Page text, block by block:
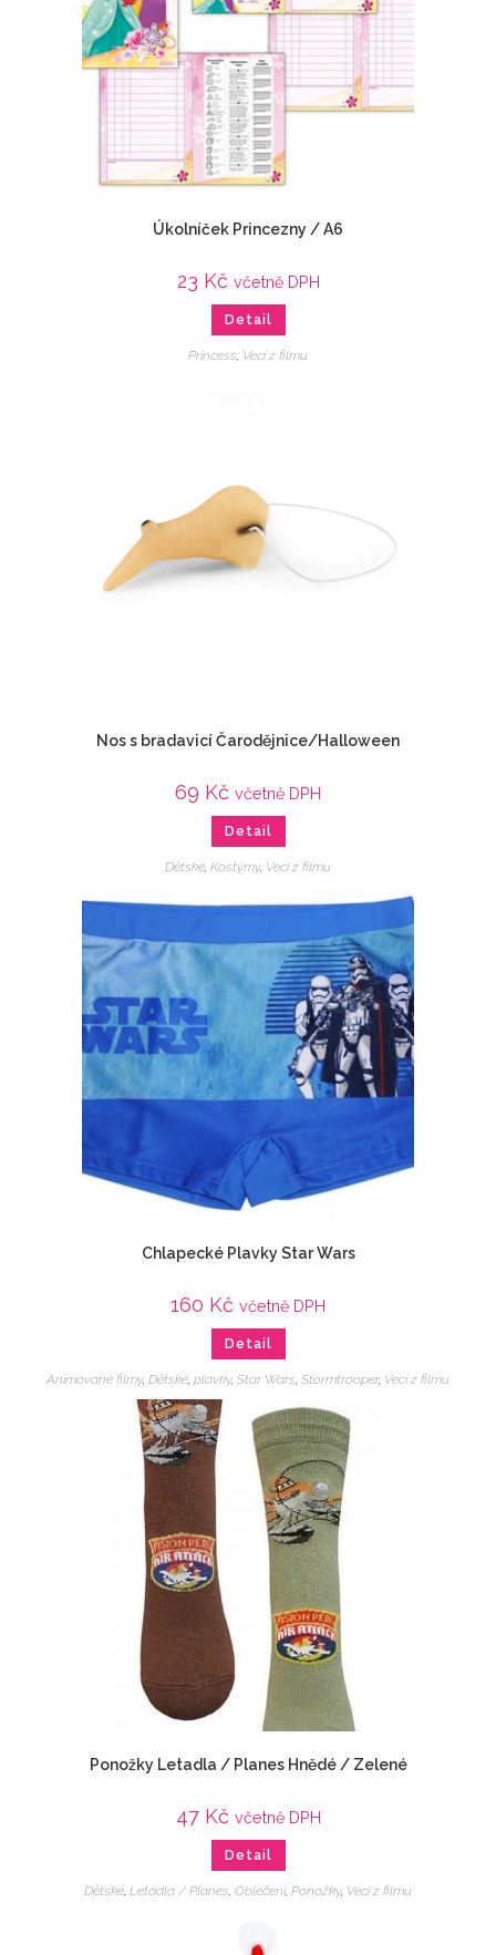
Úkolníček Princezny / A6
23 Kč včetně DPH
Detail
Princess, Veci z filmu
Nos s bradavicí Čarodějnice/Halloween
69 Kč včetně DPH
Detail
Dětské, Kostýmy, Veci z filmu
Chlapecké Plavky Star Wars
160 Kč včetně DPH
Detail
Animované filmy, Dětské, plavky, Star Wars, Stormtrooper, Veci z filmu
Ponožky Letadla / Planes Hnědé / Zelené
47 Kč včetně DPH
Detail
Dětské, Letadla / Planes, Oblečení, Ponožky, Veci z filmu